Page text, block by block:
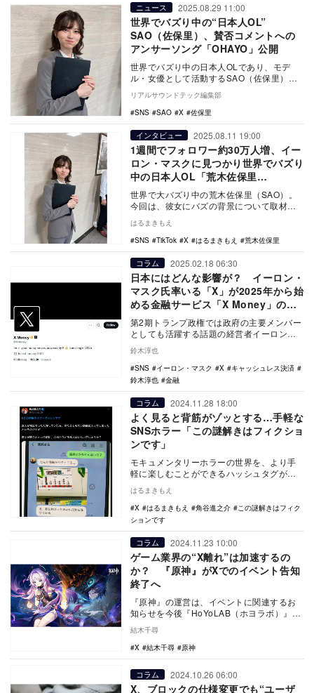
ニュース 2025.08.29 11:00
世界でバズり中の“日本人OL”
SAO（佐保里）、賛否コメントへの
アンサーソング「OHAYO」公開
世界でバズり中の日本人OLであり、モデ
ル・女優として活動するSAO（佐保里）
が、本人に寄せられた世界中からのコメン
トに対してのア…
リアルサウンドテック編集部
SNS
SAO X 佐保里
インタビュー 2025.08.11 19:00
1週間でフォロワー約30万人増、イー
ロン・マスクに見つかり世界でバズり
中の日本人OL「荒木佐保里
（SAO）」とは？ 本人を直撃
世界で大バズり中の荒木佐保里（SAO）。
今回は、彼女にバズの背景について取材を
はるまきもえ
SNS
TikTok X はるまきもえ 荒木佐保里
コラム 2025.02.18 06:30
日本にはどんな影響が？ イーロン・
マスク氏率いる「X」が2025年から始
める金融サービス「X Money」の狙
いとは？
第2期トランプ政権では政府の主要メンバー
としても活躍する話題の経営者イーロン・
マスク氏。同氏がインターネット草創期に
「X.com…
鈴木淳也
SNS
イーロン・マスク X
キャッシュレス決済
鈴木淳也
金融
コラム 2024.11.28 18:00
よく見ると背筋がゾッとする…手軽な
SNSホラー「この謎解きはフィクショ
ンです」
モキュメンタリーホラーの世界を、より手
軽に楽しむことができるハッシュタグがあ
が、「この謎解…
はるまきもえ
X
はるまきもえ 角谷進之介
この謎解きはフィク
ションです
コラム 2024.11.23 10:00
ゲーム業界の“X離れ”は加速するの
か？ 『原神』がXでのイベント告知
終了へ
『原神』の運営は、イベントに関連するお
知らせを今後『HoYoLAB（ホヨラボ）』内
にある原神公式チャンネルでのみ行ってい
く方針で…
結木千尋
X
結木千尋 原神
コラム 2024.10.26 06:00
X、ブロックの仕様変更でも“ユーザ